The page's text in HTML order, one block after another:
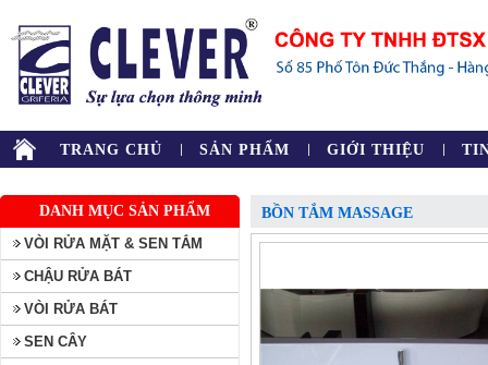
TRANG CHỦ SẢN PHẨM GIỚI THIỆU
DANH MỤC SẢN PHẨM
VÒI RỬA MẶT & SEN TẮM
CHẬU RỬA BÁT
VÒI RỬA BÁT
SEN CÂY
BỒN TẮM MASSAGE